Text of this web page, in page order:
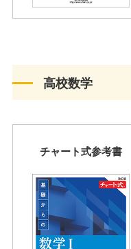
高校数学
チャート式参考書